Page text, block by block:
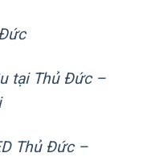
tại Thủ Đức –
Thủ Đức –